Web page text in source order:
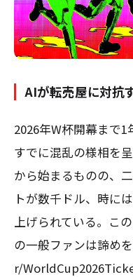
AIが転売屋に対抗
2026年W杯開幕まで
すでに混乱の様相を
から始まるものの、
トが数千ドル、時に
上げられている。こ
の一般ファンは諦め
r/